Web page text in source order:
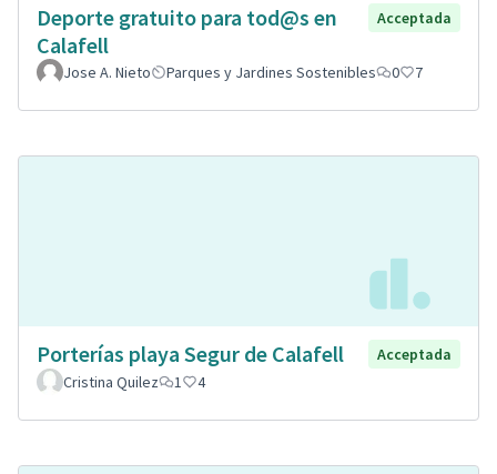
Deporte gratuito para tod@s en
Calafell
Acceptada
Jose A. Nieto Parques y Jardines Sostenibles 0 7
Porterías playa Segur de Calafell
Acceptada
Cristina Quilez
1 4